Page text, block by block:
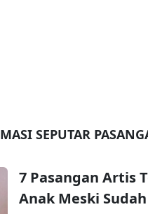
SEPUTAR
7 Pasangan Artis
Anak Meski